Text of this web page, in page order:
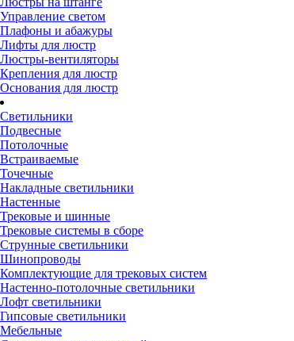
Управление светом
Плафоны и абажуры
Лифты для люстр
Люстры-вентиляторы
Крепления для люстр
Основания для люстр
Светильники
Подвесные
Потолочные
Встраиваемые
Точечные
Накладные светильники
Настенные
Трековые и шинные
Трековые системы в сборе
Струнные светильники
Шинопроводы
Комплектующие для трековых систем
Настенно-потолочные светильники
Лофт светильники
Гипсовые светильники
Мебельные